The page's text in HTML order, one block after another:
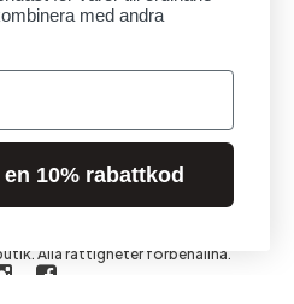
112 27 Stockholm
Alla rättigheter förbehållna.
med andra
10% rabattkod